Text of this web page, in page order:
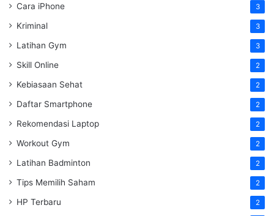
Cara iPhone 3
Kriminal 3
Latihan Gym 3
Skill Online 2
Kebiasaan Sehat 2
Daftar Smartphone 2
Rekomendasi Laptop 2
Workout Gym 2
Latihan Badminton 2
Tips Memilih Saham 2
HP Terbaru 2